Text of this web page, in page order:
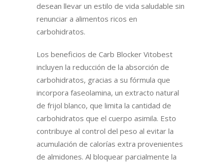
desean llevar un estilo de vida saludable sin
renunciar a alimentos ricos en
carbohidratos.
Los beneficios de Carb Blocker Vitobest
incluyen la reducción de la absorción de
carbohidratos, gracias a su fórmula que
incorpora faseolamina, un extracto natural
de frijol blanco, que limita la cantidad de
carbohidratos que el cuerpo asimila. Esto
contribuye al control del peso al evitar la
acumulación de calorías extra provenientes
de almidones. Al bloquear parcialmente la